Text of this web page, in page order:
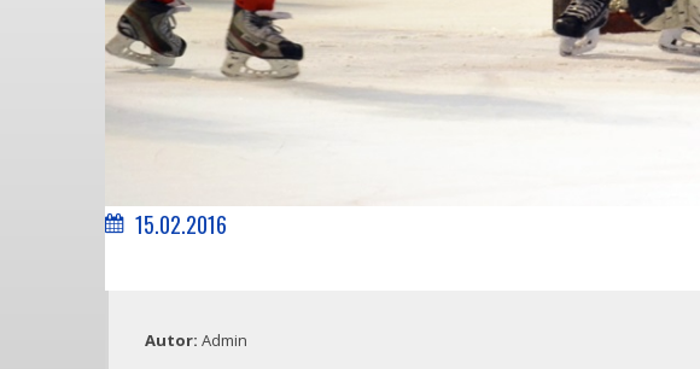
15.02.2016
Autor: Admin